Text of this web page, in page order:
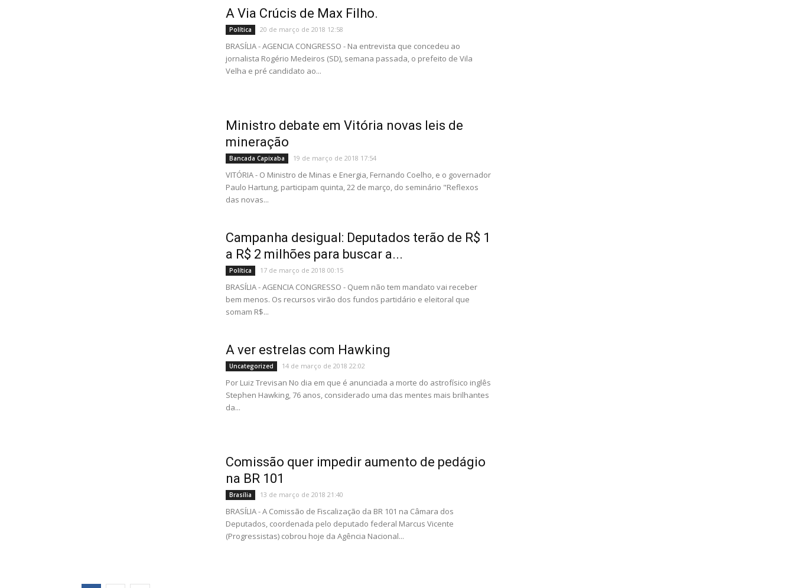
A Via Crúcis de Max Filho.
Política 20 de março de 2018 12:58
BRASÍLIA - AGENCIA CONGRESSO - Na entrevista que concedeu ao
jornalista Rogério Medeiros (SD), semana passada, o prefeito de Vila
Velha e pré candidato ao...
Ministro debate em Vitória novas leis de
mineração
Bancada Capixaba 19 de março de 2018 17:54
VITÓRIA - O Ministro de Minas e Energia, Fernando Coelho, e o governador
Paulo Hartung, participam quinta, 22 de março, do seminário "Reflexos
das novas...
Campanha desigual: Deputados terão de R$ 1
a R$ 2 milhões para buscar a...
Política 17 de março de 2018 00:15
BRASÍLIA - AGENCIA CONGRESSO - Quem não tem mandato vai receber
bem menos. Os recursos virão dos fundos partidário e eleitoral que
somam R$...
A ver estrelas com Hawking
Uncategorized 14 de março de 2018 22:02
Por Luiz Trevisan No dia em que é anunciada a morte do astrofísico inglês
Stephen Hawking, 76 anos, considerado uma das mentes mais brilhantes
da...
Comissão quer impedir aumento de pedágio
na BR 101
Brasília 13 de março de 2018 21:40
BRASÍLIA - A Comissão de Fiscalização da BR 101 na Câmara dos
Deputados, coordenada pelo deputado federal Marcus Vicente
(Progressistas) cobrou hoje da Agência Nacional...